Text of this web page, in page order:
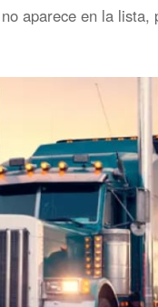
aparece en la lista,